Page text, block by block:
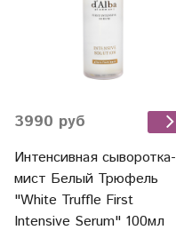
3990 руб
Интенсивная сыворотка-
мист Белый Трюфель
"White Truffle First
Intensive Serum" 100мл